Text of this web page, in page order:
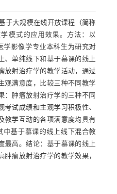
于大规模在线开放课程（简称
模式的应用效果。方法：以
学影像学专业本科生为研究对
、单纯线下和基于慕课的线上
放射治疗学的教学活动，通过
观满意度，比较三种不同教学
：肿瘤放射治疗学的三种不同
考试成绩和主观学习积极性、
教学互动的各项满意度均具有
中基于慕课的线上线下混合教
最高。结论：基于慕课的线上
肿瘤放射治疗学的教学效果，